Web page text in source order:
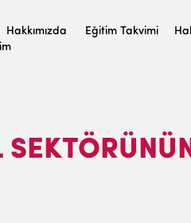
Hakkımızda Eğitim Takvimi